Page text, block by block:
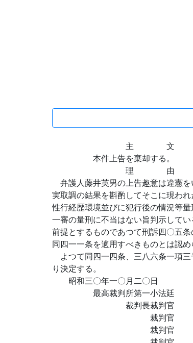
主 文
本件上告を棄却する。
理 由
弁護人藤井英男の上告趣意は違憲
実取調の結果を斟酌してそこに現わ
性行経歴環境並びに犯行後の情況等
一審の量刑に不当はない旨判示して
前提とするものであつて刑訴四〇五
同四一一条を適用すべきものとは認め
よつて同四一四条、三八六条一項
り決定する。
昭和三〇年一〇月二〇日
最高裁判所第一小法廷
裁判長裁判
裁判官
裁判官